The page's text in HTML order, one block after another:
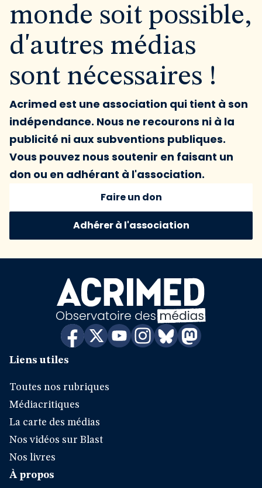
monde soit possible,
d'autres médias
sont nécessaires !
Acrimed est une association qui tient à son
indépendance. Nous ne recourons ni à la
publicité ni aux subventions publiques.
Vous pouvez nous soutenir en faisant un
don ou en adhérant à l'association.
Faire un don
Adhérer à l'association
Liens utiles
Toutes nos rubriques
Médiacritiques
La carte des médias
Nos vidéos sur Blast
Nos livres
À propos